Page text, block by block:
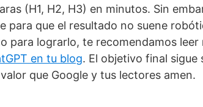
(H1, H2, H3) en minutos. Sin
para que el resultado no suene
para lograrlo, te recomendamos leer
en tu blog. El objetivo final sigue
que Google y tus lectores amen.